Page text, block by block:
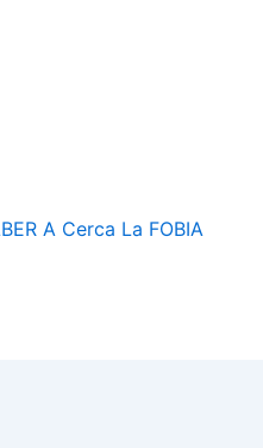
A Cerca La FOBIA